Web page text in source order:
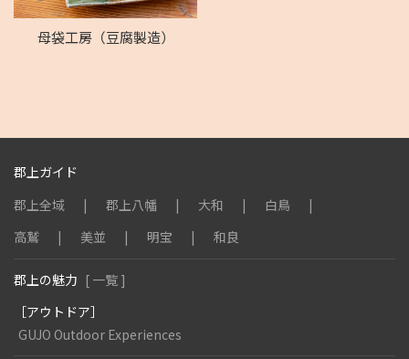
母袋工房（豆腐製造）
郡上ガイド
郡上全域
郡上八幡 大和
白鳥
高鷲
美並 明宝 和良
郡上の魅力 [ 一覧 ]
［アウトドア］
GUJO Outdoor Experiences